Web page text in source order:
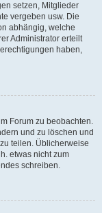
setzen, Mitglieder
vergeben usw. Die
abhängig, welche
Administrator erteilt
haben,
Forum zu beobachten.
und zu löschen und
teilen. Üblicherweise
etwas nicht zum
schreiben.